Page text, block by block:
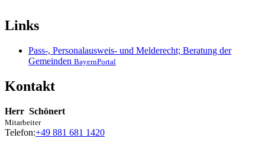
Links
Pass-, Personalausweis- und Melderecht; Beratung der
Gemeinden BayernPortal
Kontakt
Herr Schönert
Mitarbeiter
Telefon:+49 881 681 1420